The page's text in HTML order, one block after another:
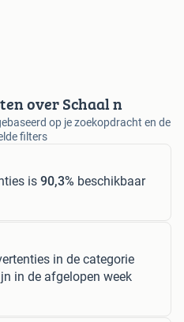
over Schaal n
op je zoekopdracht en de
filters
is 90,3% beschikbaar
in de categorie
in de afgelopen week